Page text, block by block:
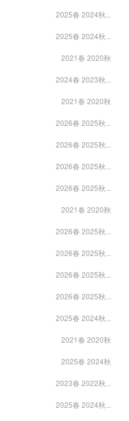
2025春 2024秋...
2025春 2024秋...
2021春 2020秋
2024春 2023秋...
2021春 2020秋
2026春 2025秋...
2026春 2025秋...
2026春 2025秋...
2026春 2025秋...
2021春 2020秋
2026春 2025秋...
2026春 2025秋...
2026春 2025秋...
2026春 2025秋...
2025春 2024秋...
2021春 2020秋
2025春 2024秋
2023春 2022秋...
2025春 2024秋...